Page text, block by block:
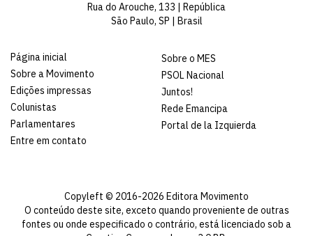
Rua do Arouche, 133 | República
São Paulo, SP | Brasil
Página inicial
Sobre a Movimento
Edições impressas
Colunistas
Parlamentares
Entre em contato
Sobre o MES
PSOL Nacional
Juntos!
Rede Emancipa
Portal de la Izquierda
Copyleft © 2016-2026 Editora Movimento
O conteúdo deste site, exceto quando proveniente de outras
fontes ou onde especificado o contrário, está licenciado sob a